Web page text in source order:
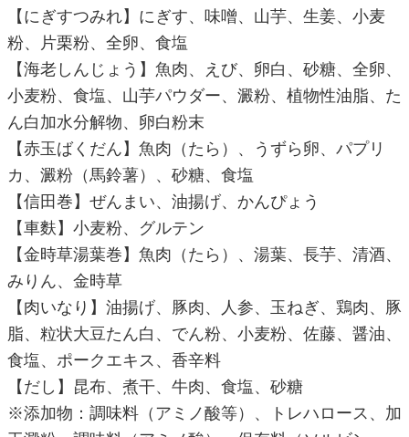
【にぎすつみれ】にぎす、味噌、山芋、生姜、小麦
粉、片栗粉、全卵、食塩
【海老しんじょう】魚肉、えび、卵白、砂糖、全卵、
小麦粉、食塩、山芋パウダー、澱粉、植物性油脂、た
ん白加水分解物、卵白粉末
【赤玉ばくだん】魚肉（たら）、うずら卵、パプリ
カ、澱粉（馬鈴薯）、砂糖、食塩
【信田巻】ぜんまい、油揚げ、かんぴょう
【車麩】小麦粉、グルテン
【金時草湯葉巻】魚肉（たら）、湯葉、長芋、清酒、
みりん、金時草
【肉いなり】油揚げ、豚肉、人参、玉ねぎ、鶏肉、豚
脂、粒状大豆たん白、でん粉、小麦粉、佐藤、醤油、
食塩、ポークエキス、香辛料
【だし】昆布、煮干、牛肉、食塩、砂糖
※添加物：調味料（アミノ酸等）、トレハロース、加